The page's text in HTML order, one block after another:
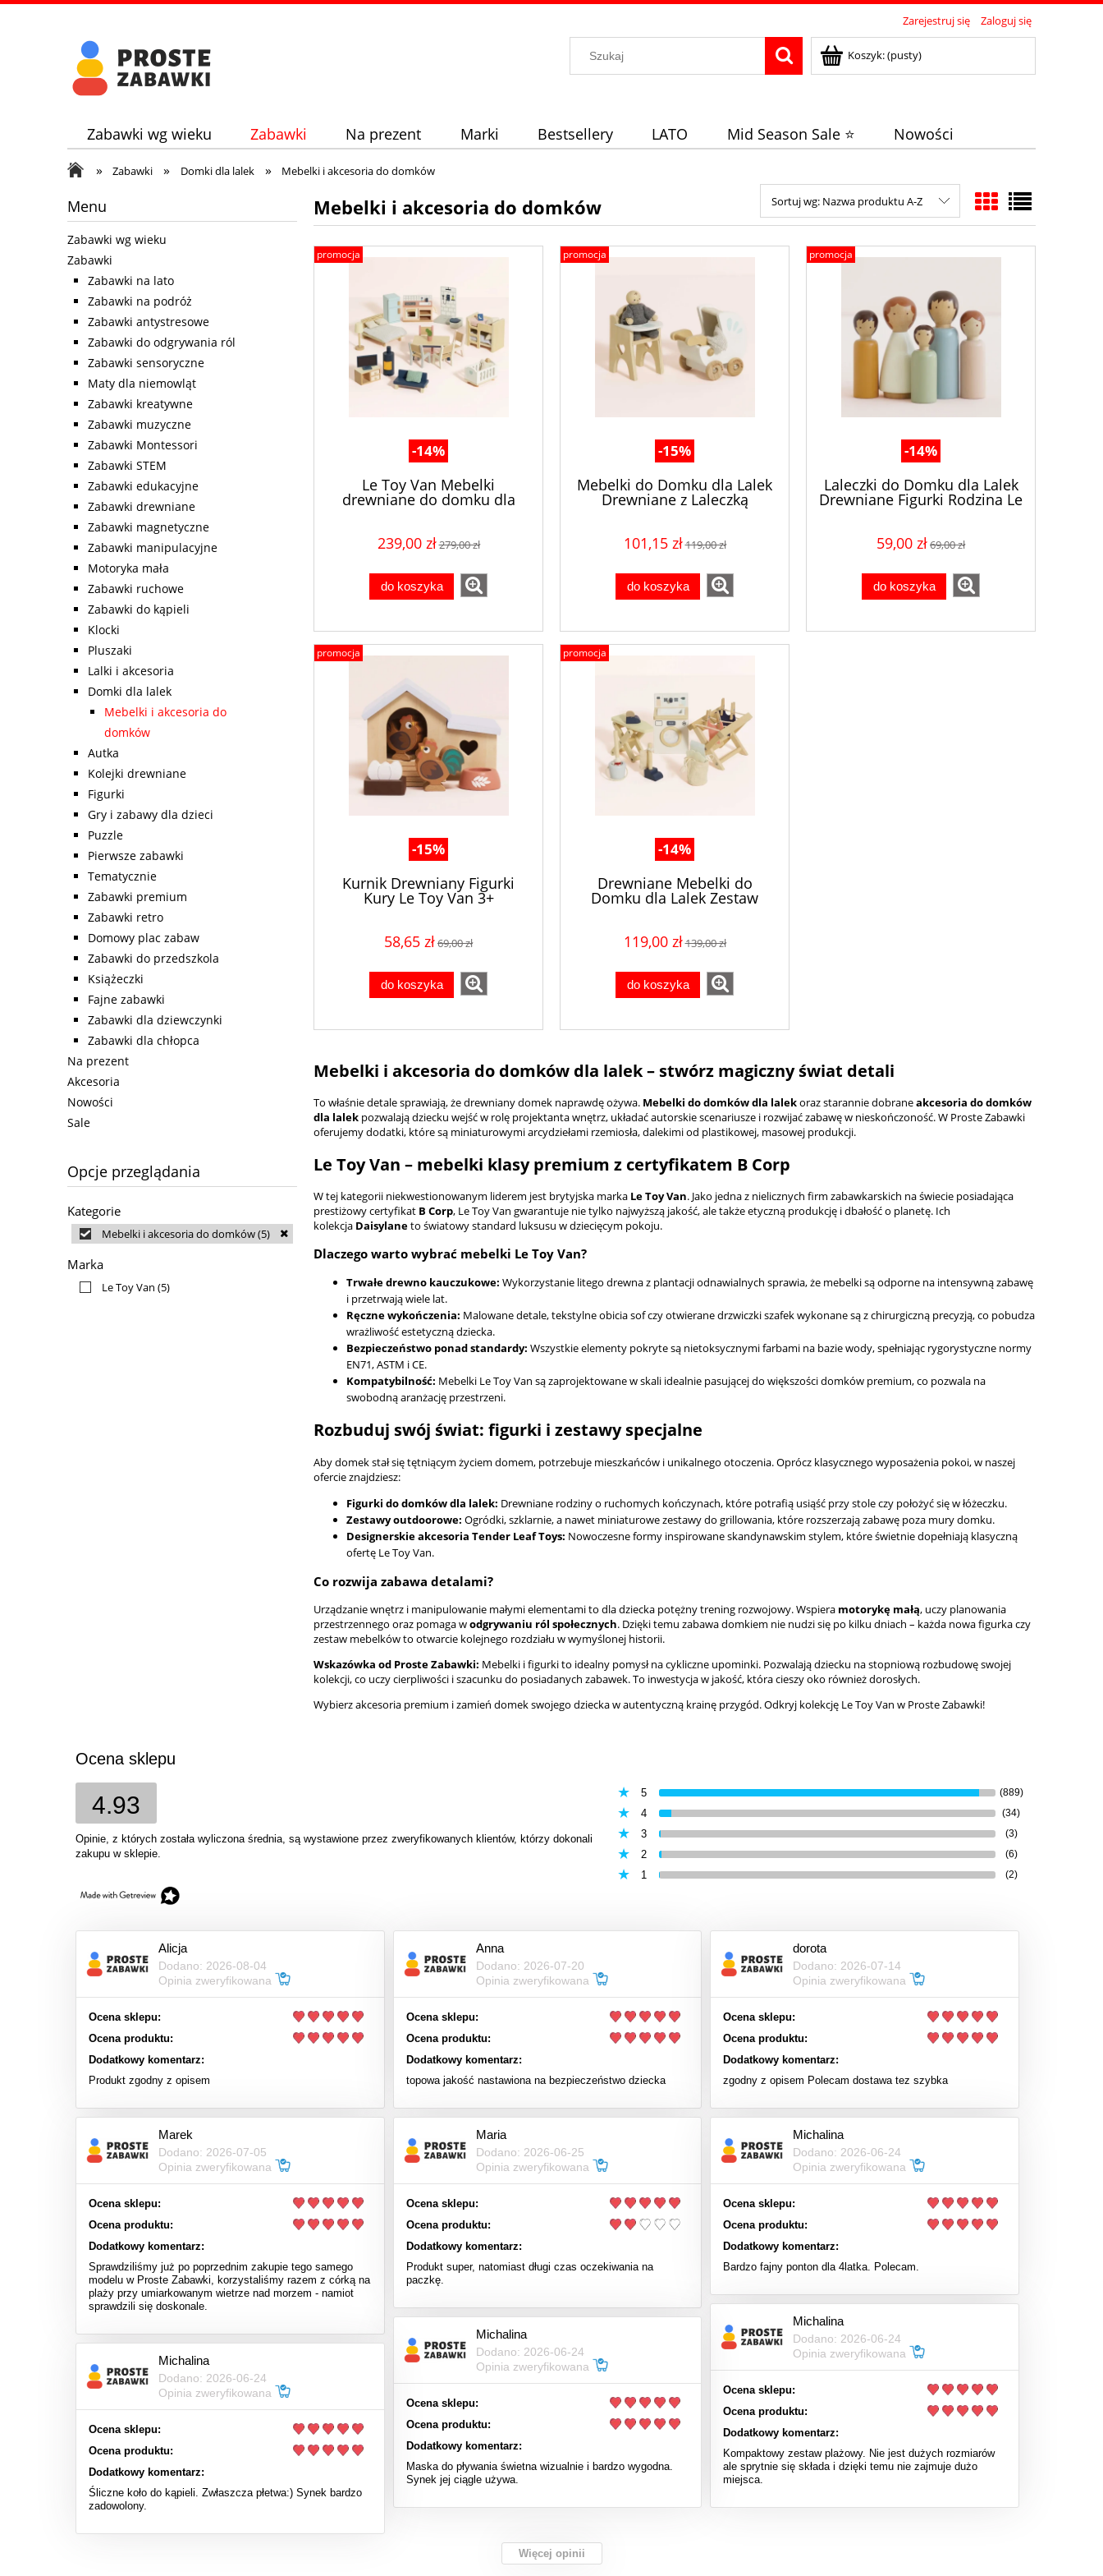
Zarejestruj się Zaloguj się
Koszyk:(pusty)
Zabawki wg wieku Zabawki Na prezent Marki Bestsellery LATO Mid Season Sale ⭐ Nowości
» Zabawki » Domki dla lalek » Mebelki i akcesoria do domków
Menu
Zabawki wg wieku
Zabawki
Zabawki na lato
Zabawki na podróż
Zabawki antystresowe
Zabawki do odgrywania ról
Zabawki sensoryczne
Maty dla niemowląt
Zabawki kreatywne
Zabawki muzyczne
Zabawki Montessori
Zabawki STEM
Zabawki edukacyjne
Zabawki drewniane
Zabawki magnetyczne
Zabawki manipulacyjne
Motoryka mała
Zabawki ruchowe
Zabawki do kąpieli
Klocki
Pluszaki
Lalki i akcesoria
Domki dla lalek
Mebelki i akcesoria do
domków
Autka
Kolejki drewniane
Figurki
Gry i zabawy dla dzieci
Puzzle
Pierwsze zabawki
Tematycznie
Zabawki premium
Zabawki retro
Domowy plac zabaw
Zabawki do przedszkola
Książeczki
Fajne zabawki
Zabawki dla dziewczynki
Zabawki dla chłopca
Na prezent
Akcesoria
Nowości
Sale
Opcje przeglądania
Kategorie
Mebelki i akcesoria do domków(5)
Marka
Le Toy Van (5)
Mebelki i akcesoria do domków Sortuj wg: Nazwa produktu A-Z
-14%
Le Toy Van Mebelki
drewniane do domku dla
239,00 zł279,00 zł
do koszyka
promocja
-15%
Mebelki do Domku dla Lalek
Drewniane z Laleczką
Niemowlęciem Le Toy Van 3+
101,15 zł119,00 zł
do koszyka
promocja
-14%
Laleczki do Domku dla Lalek
Drewniane Figurki Rodzina Le
Toy Van Zestaw 5 szt. 3+
59,00 zł69,00 zł
do koszyka
promocja
-15%
Kurnik Drewniany Figurki
Kury Le Toy Van 3+
58,65 zł69,00 zł
do koszyka
promocja
-14%
Drewniane Mebelki do
Domku dla Lalek Zestaw
119,00 zł139,00 zł
do koszyka
promocja
Mebelki i akcesoria do domków dla lalek – stwórz magiczny świat detali
To właśnie detale sprawiają, że drewniany domek naprawdę ożywa. Mebelki do domków dla lalekoraz starannie dobraneakcesoria do domków
dla lalek pozwalają dziecku wejść w rolę projektanta wnętrz, układać autorskie scenariusze i rozwijać zabawę w nieskończoność. W Proste Zabawki
oferujemy dodatki, które są miniaturowymi arcydziełami rzemiosła, dalekimi od plastikowej, masowej produkcji.
Le Toy Van – mebelki klasy premium z certyfikatem B Corp
W tej kategorii niekwestionowanym liderem jest brytyjska marka Le Toy Van. Jako jedna z nielicznych firm zabawkarskich na świecie posiadająca
prestiżowy certyfikat B Corp, Le Toy Van gwarantuje nie tylko najwyższą jakość, ale także etyczną produkcję i dbałość o planetę. Ich
kolekcja Daisylaneto światowy standard luksusu w dziecięcym pokoju.
Dlaczego warto wybrać mebelki Le Toy Van?
Trwałe drewno kauczukowe: Wykorzystanie litego drewna z plantacji odnawialnych sprawia, że mebelki są odporne na intensywną zabawę
i przetrwają wiele lat.
Ręczne wykończenia: Malowane detale, tekstylne obicia sof czy otwierane drzwiczki szafek wykonane są z chirurgiczną precyzją, co pobudza
wrażliwość estetyczną dziecka.
Bezpieczeństwo ponad standardy: Wszystkie elementy pokryte są nietoksycznymi farbami na bazie wody, spełniając rygorystyczne normy
EN71, ASTM i CE.
Kompatybilność: Mebelki Le Toy Van są zaprojektowane w skali idealnie pasującej do większości domków premium, co pozwala na
swobodną aranżację przestrzeni.
Rozbuduj swój świat: figurki i zestawy specjalne
Aby domek stał się tętniącym życiem domem, potrzebuje mieszkańców i unikalnego otoczenia. Oprócz klasycznego wyposażenia pokoi, w naszej
ofercie znajdziesz:
Figurki do domków dla lalek: Drewniane rodziny o ruchomych kończynach, które potrafią usiąść przy stole czy położyć się w łóżeczku.
Zestawy outdoorowe: Ogródki, szklarnie, a nawet miniaturowe zestawy do grillowania, które rozszerzają zabawę poza mury domku.
Designerskie akcesoria Tender Leaf Toys: Nowoczesne formy inspirowane skandynawskim stylem, które świetnie dopełniają klasyczną
ofertę Le Toy Van.
Co rozwija zabawa detalami?
Urządzanie wnętrz i manipulowanie małymi elementami to dla dziecka potężny trening rozwojowy. Wspiera motorykę małą, uczy planowania
przestrzennego oraz pomaga wodgrywaniu ról społecznych. Dzięki temu zabawa domkiem nie nudzi się po kilku dniach – każda nowa figurka czy
zestaw mebelków to otwarcie kolejnego rozdziału w wymyślonej historii.
Wskazówka od Proste Zabawki: Mebelki i figurki to idealny pomysł na cykliczne upominki. Pozwalają dziecku na stopniową rozbudowę swojej
kolekcji, co uczy cierpliwości i szacunku do posiadanych zabawek. To inwestycja w jakość, która cieszy oko również dorosłych.
Wybierz akcesoria premium i zamień domek swojego dziecka w autentyczną krainę przygód. Odkryj kolekcję Le Toy Van w Proste Zabawki!
Ocena sklepu
4.93
Opinie, z których została wyliczona średnia, są wystawione przez zweryfikowanych klientów, którzy dokonali
zakupu w sklepie.
5 (889)
4 (34)
3 (3)
2 (6)
1 (2)
Alicja
Dodano: 2026-08-04
Opinia zweryfikowana
Ocena sklepu:
Ocena produktu:
Dodatkowy komentarz:
Produkt zgodny z opisem
Anna
Dodano: 2026-07-20
Opinia zweryfikowana
Ocena sklepu:
Ocena produktu:
Dodatkowy komentarz:
topowa jakość nastawiona na bezpieczeństwo dziecka
dorota
Dodano: 2026-07-14
Opinia zweryfikowana
Ocena sklepu:
Ocena produktu:
Dodatkowy komentarz:
zgodny z opisem Polecam dostawa tez szybka
Marek
Dodano: 2026-07-05
Opinia zweryfikowana
Ocena sklepu:
Ocena produktu:
Dodatkowy komentarz:
Sprawdziliśmy już po poprzednim zakupie tego samego
modelu w Proste Zabawki, korzystaliśmy razem z córką na
plaży przy umiarkowanym wietrze nad morzem - namiot
sprawdzili się doskonale.
Maria
Dodano: 2026-06-25
Opinia zweryfikowana
Ocena sklepu:
Ocena produktu:
Dodatkowy komentarz:
Produkt super, natomiast długi czas oczekiwania na
paczkę.
Michalina
Dodano: 2026-06-24
Opinia zweryfikowana
Ocena sklepu:
Ocena produktu:
Dodatkowy komentarz:
Bardzo fajny ponton dla 4latka. Polecam.
Michalina
Dodano: 2026-06-24
Opinia zweryfikowana
Ocena sklepu:
Ocena produktu:
Dodatkowy komentarz:
Kompaktowy zestaw plażowy. Nie jest dużych rozmiarów
ale sprytnie się składa i dzięki temu nie zajmuje dużo
miejsca.
Michalina
Dodano: 2026-06-24
Opinia zweryfikowana
Ocena sklepu:
Ocena produktu:
Dodatkowy komentarz:
Maska do pływania świetna wizualnie i bardzo wygodna.
Synek jej ciągle używa.
Michalina
Dodano: 2026-06-24
Opinia zweryfikowana
Ocena sklepu:
Ocena produktu:
Dodatkowy komentarz:
Śliczne koło do kąpieli. Zwłaszcza płetwa:) Synek bardzo
zadowolony.
Więcej opinii